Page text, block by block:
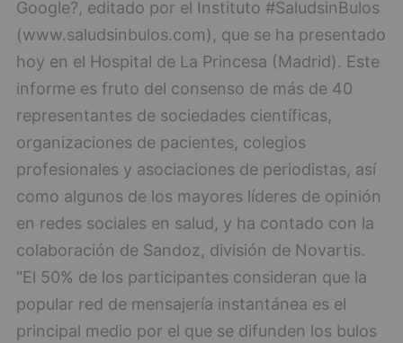
Google?, editado por el Instituto #SaludsinBulos
(www.saludsinbulos.com), que se ha presentado
hoy en el Hospital de La Princesa (Madrid). Este
informe es fruto del consenso de más de 40
representantes de sociedades científicas,
organizaciones de pacientes, colegios
profesionales y asociaciones de periodistas, así
como algunos de los mayores líderes de opinión
en redes sociales en salud, y ha contado con la
colaboración de Sandoz, división de Novartis.
"El 50% de los participantes consideran que la
popular red de mensajería instantánea es el
principal medio por el que se difunden los bulos